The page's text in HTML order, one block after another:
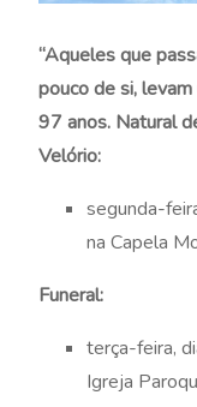
“Aqueles que
pouco de si,
97 anos. Natural
Velório:
segunda-
na Capela
Funeral:
terça-feira,
Igreja